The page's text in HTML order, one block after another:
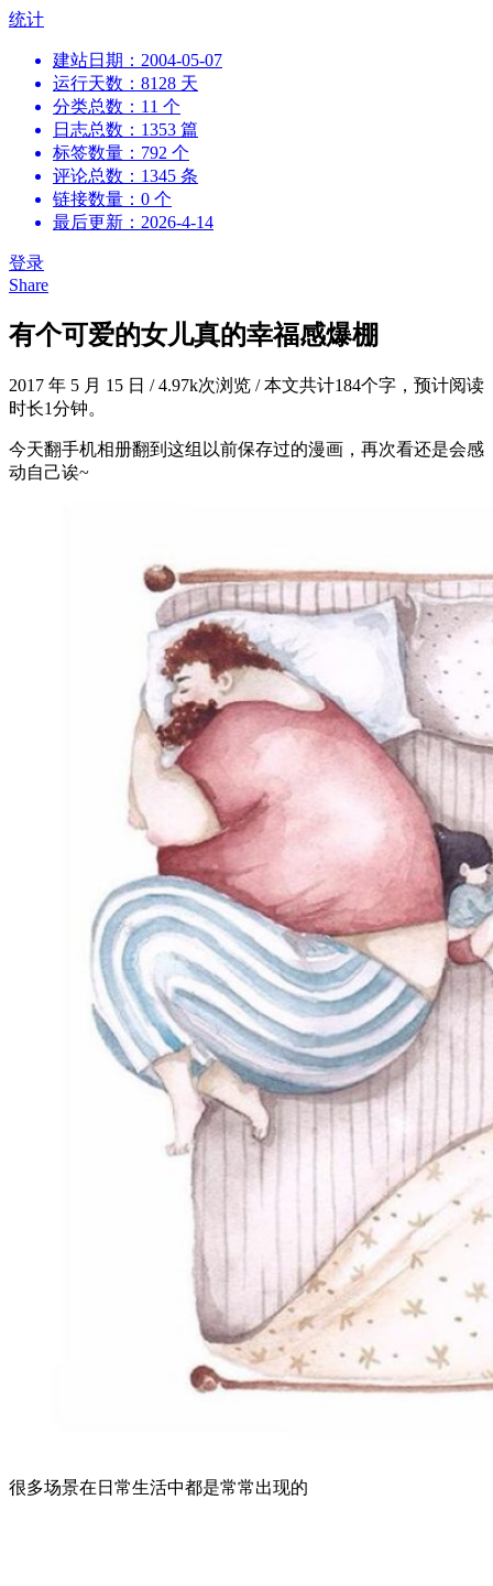
跳
统计
建站日期：2004-05-07
运行天数：8128 天
分类总数：11 个
日志总数：1353 篇
标签数量：792 个
评论总数：1345 条
链接数量：0 个
最后更新：2026-4-14
登录
Share
有个可爱的女儿真的幸福感爆棚
2017 年 5 月 15 日 /4.97k次浏览 /本文共计184个字，预计阅读
时长1分钟。
今天翻手机相册翻到这组以前保存过的漫画，再次看还是会感
动自己诶~
很多场景在日常生活中都是常常出现的